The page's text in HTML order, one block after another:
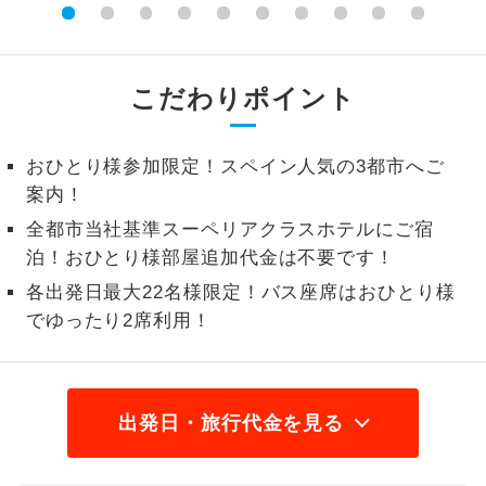
こだわりポイント
おひとり様参加限定！スペイン人気の3都市へご
案内！
全都市当社基準スーペリアクラスホテルにご宿
泊！おひとり様部屋追加代金は不要です！
各出発日最大22名様限定！バス座席はおひとり様
でゆったり2席利用！
出発日・旅行代金を見る
2名様催行
1名様1室同代
コースです。
ご夫婦限定でご参加いただけるコースで
す。
す。
年齢制限あり
です。